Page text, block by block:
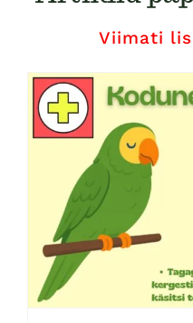
Viimati